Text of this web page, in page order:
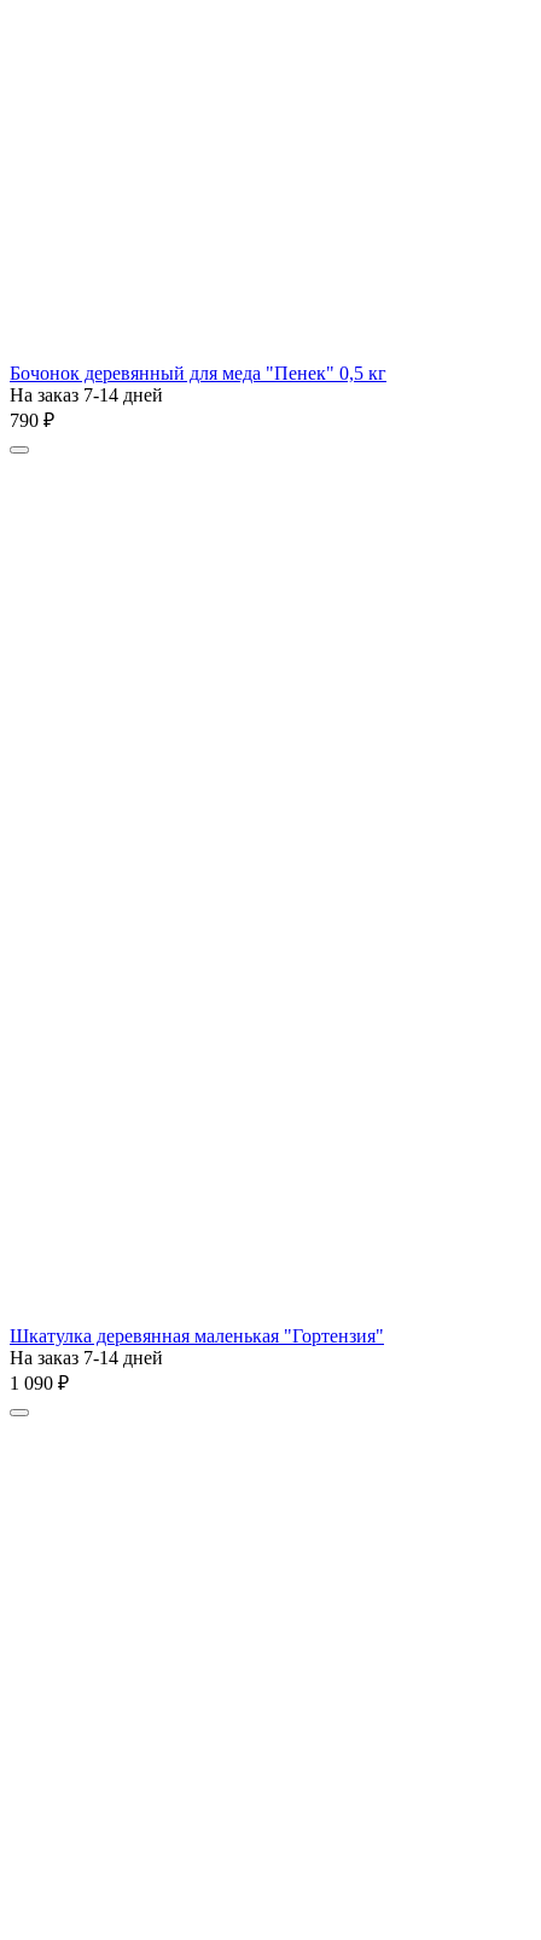
Бочонок деревянный для меда "Пенек" 0,5 кг
На заказ 7-14 дней
‍790‍ ₽
Шкатулка деревянная маленькая "Гортензия"
На заказ 7-14 дней
1 090 ₽